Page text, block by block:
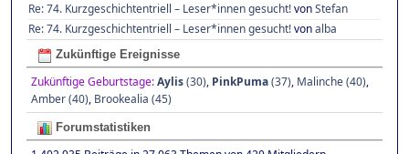
Re: 74. Kurzgeschichtentriell – Leser*innen gesucht!vonStefan
Re: 74. Kurzgeschichtentriell – Leser*innen gesucht!vonalba
Zukünftige Ereignisse
Zukünftige Geburtstage:Aylis(30), PinkPuma(37), Malinche (40),
Amber (40), Brookealia (45)
Forumstatistiken